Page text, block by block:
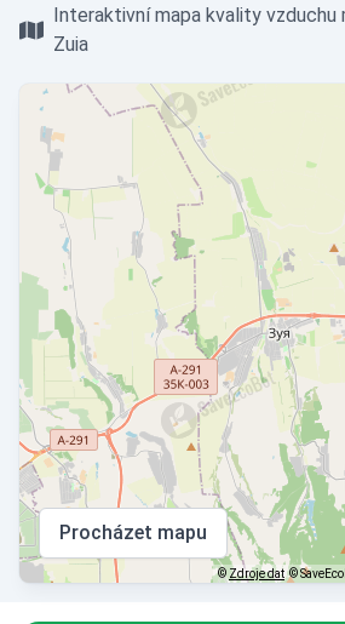
Interaktivní mapa kvality vzduchu
Zuia
Procházet mapu
© Zdroje dat ©